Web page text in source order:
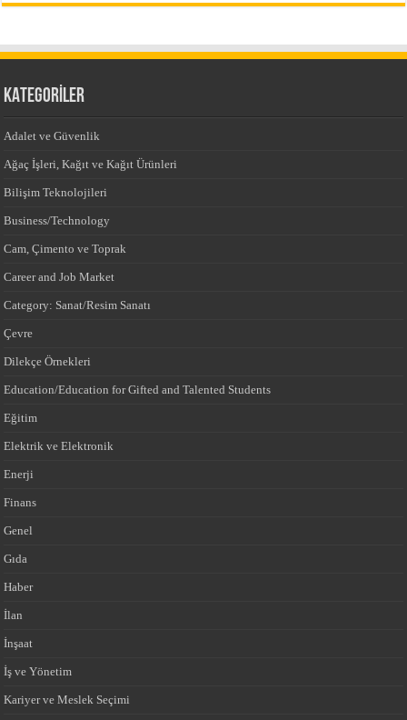
KATEGORİLER
Adalet ve Güvenlik
Ağaç İşleri, Kağıt ve Kağıt Ürünleri
Bilişim Teknolojileri
Business/Technology
Cam, Çimento ve Toprak
Career and Job Market
Category: Sanat/Resim Sanatı
Çevre
Dilekçe Örnekleri
Education/Education for Gifted and Talented Students
Eğitim
Elektrik ve Elektronik
Enerji
Finans
Genel
Gıda
Haber
İlan
İnşaat
İş ve Yönetim
Kariyer ve Meslek Seçimi